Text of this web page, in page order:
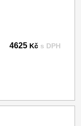
4625 Kč s DPH